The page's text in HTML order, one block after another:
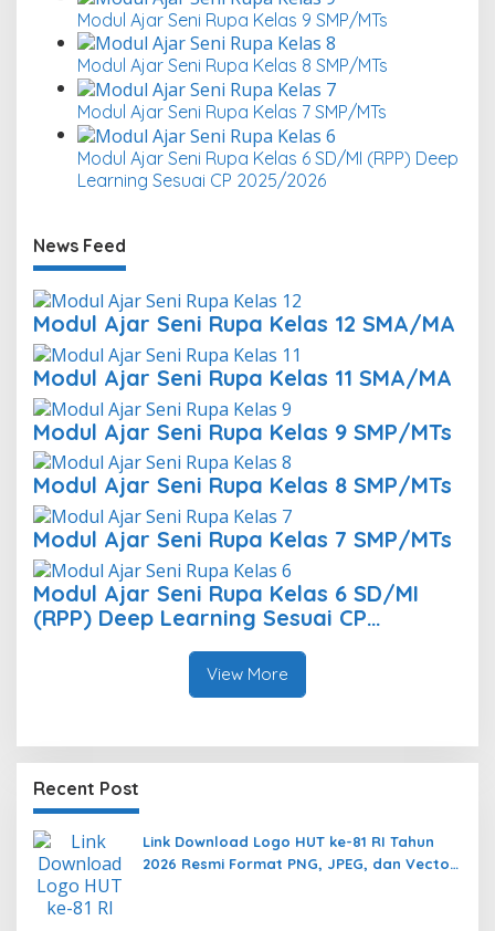
Modul Ajar Seni Rupa Kelas 9 SMP/MTs
Modul Ajar Seni Rupa Kelas 8 SMP/MTs
Modul Ajar Seni Rupa Kelas 7 SMP/MTs
Modul Ajar Seni Rupa Kelas 6 SD/MI (RPP) Deep
Learning Sesuai CP 2025/2026
News Feed
Modul Ajar Seni Rupa Kelas 12 SMA/MA
Modul Ajar Seni Rupa Kelas 11 SMA/MA
Modul Ajar Seni Rupa Kelas 9 SMP/MTs
Modul Ajar Seni Rupa Kelas 8 SMP/MTs
Modul Ajar Seni Rupa Kelas 7 SMP/MTs
Modul Ajar Seni Rupa Kelas 6 SD/MI
(RPP) Deep Learning Sesuai CP
View More
Recent Post
Link Download Logo HUT ke-81 RI Tahun
2026 Resmi Format PNG, JPEG, dan Vector